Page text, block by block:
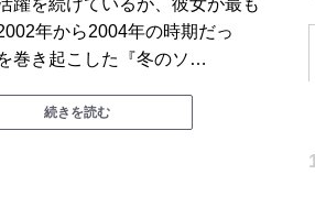
躍を続けているが、彼女が最も
年から2004年の時期だっ
巻き起こした『冬のソ…
続きを読む